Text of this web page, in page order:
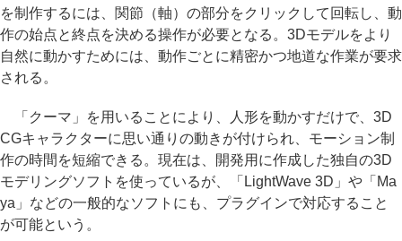
を制作するには、関節（軸）の部分をクリックして回転し、動
作の始点と終点を決める操作が必要となる。3Dモデルをより
自然に動かすためには、動作ごとに精密かつ地道な作業が要求
される。
「クーマ」を用いることにより、人形を動かすだけで、3D
CGキャラクターに思い通りの動きが付けられ、モーション制
作の時間を短縮できる。現在は、開発用に作成した独自の3D
モデリングソフトを使っているが、「LightWave 3D」や「Ma
ya」などの一般的なソフトにも、プラグインで対応すること
が可能という。